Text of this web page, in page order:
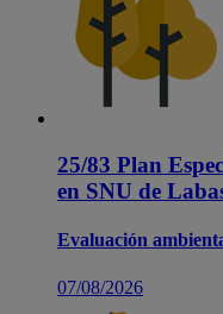
25/83 Plan
en SNU de
Evaluación
07/08/2026